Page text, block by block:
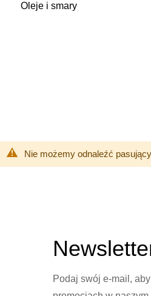
Oleje i smary
Nie możemy odnaleźć
Podaj swój e-mail,